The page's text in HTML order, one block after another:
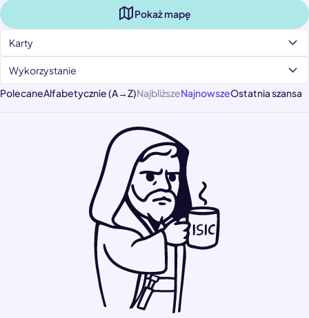
Pokaż mapę
Karty
Wykorzystanie
PolecaneAlfabetycznie (A→Z)NajbliższeNajnowszeOstatnia szansa